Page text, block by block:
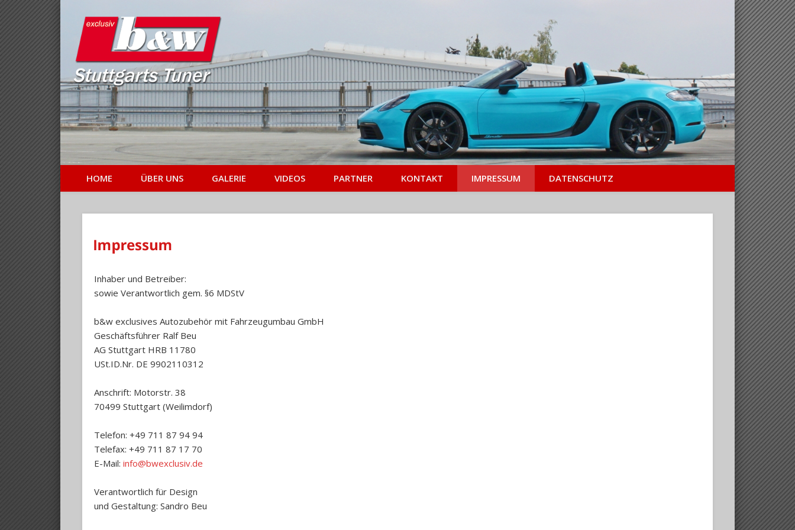
Stuttgarts Tuner
HOME ÜBER UNS GALERIE VIDEOS PARTNER KONTAKT IMPRESSUM DATENSCHUTZ
Inhaber und Betreiber:
sowie Verantwortlich gem. §6 MDStV
b&w exclusives Autozubehör mit Fahrzeugumbau GmbH
Geschäftsführer Ralf Beu
AG Stuttgart HRB 11780
USt.ID.Nr. DE 9902110312
Anschrift: Motorstr. 38
70499 Stuttgart (Weilimdorf)
Telefon: +49 711 87 94 94
Telefax: +49 711 87 17 70
E-Mail: info@bwexclusiv.de
Verantwortlich für Design
und Gestaltung: Sandro Beu